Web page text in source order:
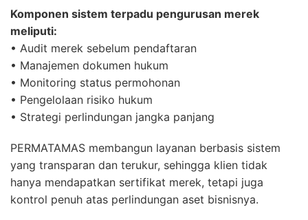
Komponen sistem terpadu pengurusan merek
meliputi:
• Audit merek sebelum pendaftaran
• Manajemen dokumen hukum
• Monitoring status permohonan
• Pengelolaan risiko hukum
• Strategi perlindungan jangka panjang
PERMATAMAS membangun layanan berbasis sistem
yang transparan dan terukur, sehingga klien tidak
hanya mendapatkan sertifikat merek, tetapi juga
kontrol penuh atas perlindungan aset bisnisnya.